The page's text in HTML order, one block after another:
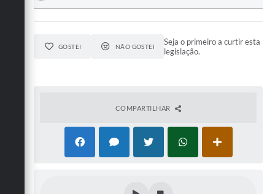
GOSTEI NÃO GOSTEI
Seja o primeiro a curtir esta
legislação.
COMPARTILHAR